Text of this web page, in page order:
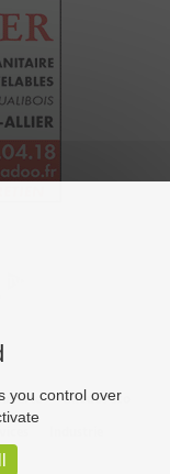
Chouet’eco
you control over